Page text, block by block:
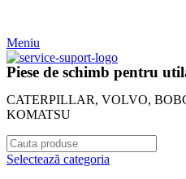
Meniu
Piese de schimb pentru
CATERPILLAR, VOLVO,
KOMATSU
Selectează categoria